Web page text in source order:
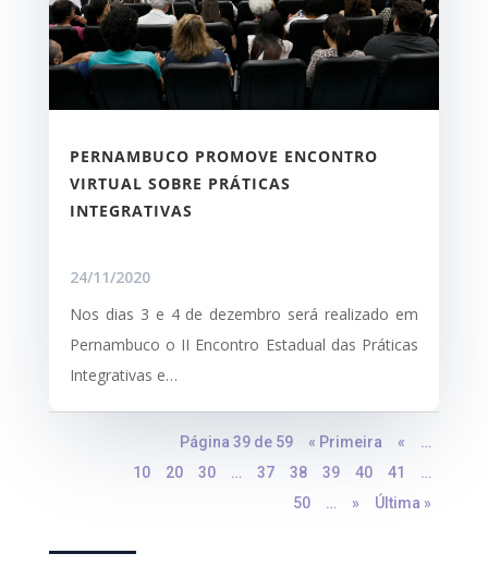
PERNAMBUCO PROMOVE ENCONTRO
VIRTUAL SOBRE PRÁTICAS
INTEGRATIVAS
24/11/2020
Nos dias 3 e 4 de dezembro será realizado em
Pernambuco o II Encontro Estadual das Práticas
Integrativas e…
Página 39 de 59 « Primeira «
…
10
20 30 … 37 38 39 40 41
…
50
… » Última »